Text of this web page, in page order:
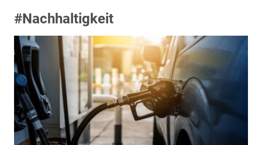
#Nachhaltigkeit